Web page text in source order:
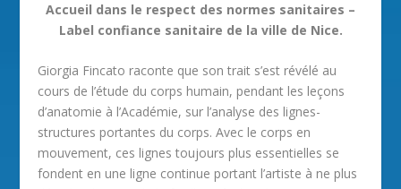
Accueil dans le respect des normes sanitaires –
Label confiance sanitaire de la ville de Nice.
Giorgia Fincato raconte que son trait s’est révélé au
cours de l’étude du corps humain, pendant les leçons
d’anatomie à l’Académie, sur l’analyse des lignes-
structures portantes du corps. Avec le corps en
mouvement, ces lignes toujours plus essentielles se
fondent en une ligne continue portant l’artiste à ne plus